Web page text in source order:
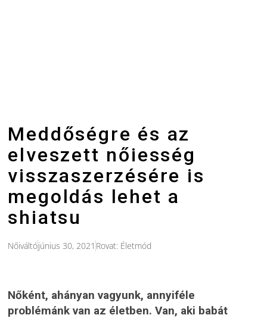
Meddőségre és az
elveszett nőiesség
visszaszerzésére is
megoldás lehet a
shiatsu
Nőiváltójúnius 30, 2021 Rovat: Életmód
Nőként, ahányan vagyunk, annyiféle
problémánk van az életben. Van, aki babát